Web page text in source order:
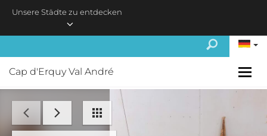
Unsere Städte zu entdecken
Cap d'Erquy Val André